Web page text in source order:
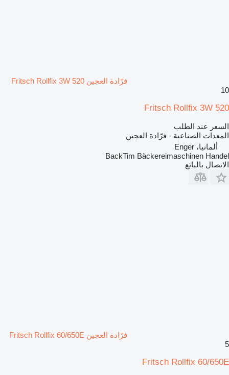
فرّادة العجين Fritsch Rollfix 3W 520
10
Fritsch Rollfix 3W 520
السعر عند الطلب
المعدات الصناعية - فرّادة العجين
ألمانيا، Enger
BackTim Bäckereimaschinen Handel
الاتصال بالبائع
فرّادة العجين Fritsch Rollfix 60/650E
5
Fritsch Rollfix 60/650E